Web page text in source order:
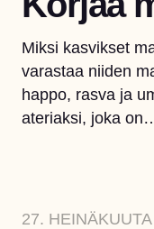
Miksi kasvikset
varastaa niiden
happo, rasva ja
ateriaksi, joka
27.